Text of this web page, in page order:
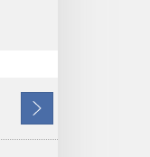
Următorul